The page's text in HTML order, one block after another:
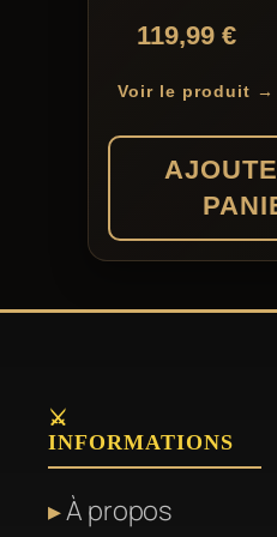
119,99 €
Voir le produit →
⚔️
INFORMATIONS
À propos